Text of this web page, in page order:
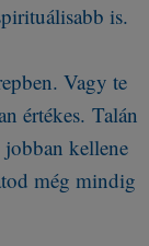
is.
Vagy te
értékes. Talán
kellene
még mindig